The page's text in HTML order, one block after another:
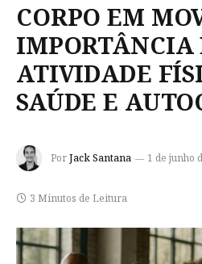
CORPO EM
IMPORTÂNCIA
ATIVIDADE
SAÚDE E
PorJack Santana 1 de junho
3 Minutos de Leitura